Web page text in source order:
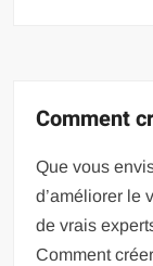
Comment
Que vous
d’améliorer le
de vrais
Comment